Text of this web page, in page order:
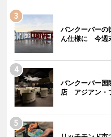
バンクーバーの
ん仕様に 今週
バンクーバー国
店 アジアン・